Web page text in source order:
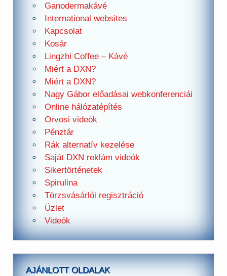
Ganodermakávé
International websites
Kapcsolat
Kosár
Lingzhi Coffee – Kávé
Miért a DXN?
Miért a DXN?
Nagy Gábor előadásai webkonferenciái
Online hálózatépítés
Orvosi videók
Pénztár
Rák alternatív kezelése
Saját DXN reklám videók
Sikertörténetek
Spirulina
Törzsvásárlói regisztráció
Üzlet
Videók
AJÁNLOTT OLDALAK